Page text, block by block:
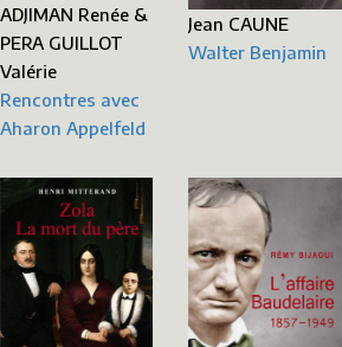
ADJIMAN Renée &
PERA GUILLOT
Valérie
Rencontres avec
Aharon Appelfeld
Jean CAUNE
Walter Benjamin